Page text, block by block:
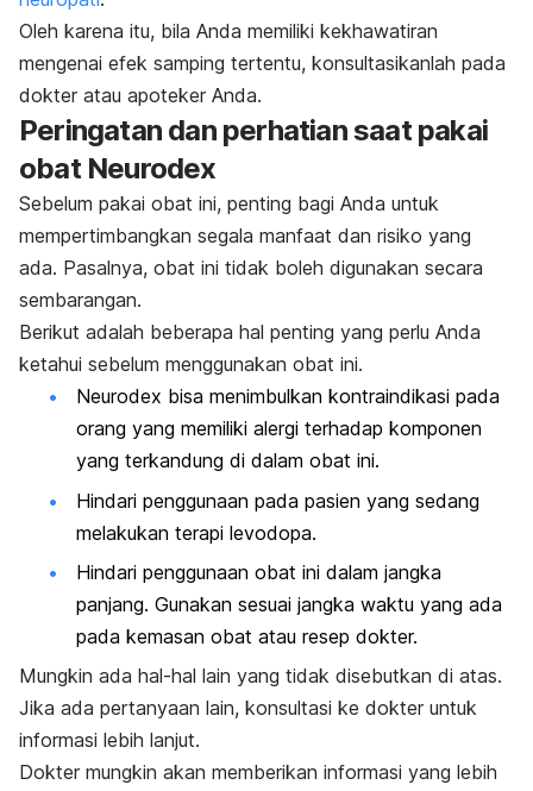
Oleh karena itu, bila Anda memiliki kekhawatiran
mengenai efek samping tertentu, konsultasikanlah pada
dokter atau apoteker Anda.
Peringatan dan perhatian saat pakai
obat Neurodex
Sebelum pakai obat ini, penting bagi Anda untuk
mempertimbangkan segala manfaat dan risiko yang
ada. Pasalnya, obat ini tidak boleh digunakan secara
sembarangan.
Berikut adalah beberapa hal penting yang perlu Anda
ketahui sebelum menggunakan obat ini.
Neurodex bisa menimbulkan kontraindikasi pada
orang yang memiliki alergi terhadap komponen
yang terkandung di dalam obat ini.
Hindari penggunaan pada pasien yang sedang
melakukan terapi levodopa.
Hindari penggunaan obat ini dalam jangka
panjang. Gunakan sesuai jangka waktu yang ada
pada kemasan obat atau resep dokter.
Mungkin ada hal-hal lain yang tidak disebutkan di atas.
Jika ada pertanyaan lain, konsultasi ke dokter untuk
informasi lebih lanjut.
Dokter mungkin akan memberikan informasi yang lebih